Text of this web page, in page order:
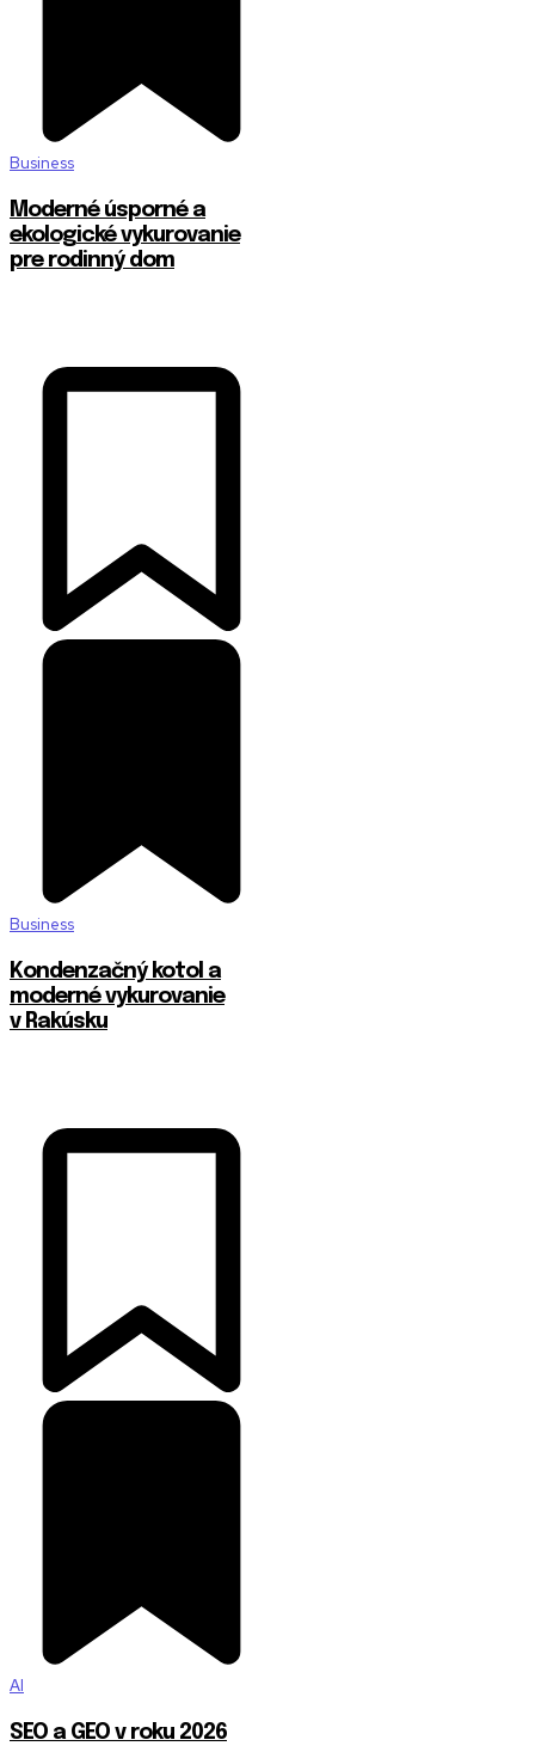
Business
Moderné úsporné a
ekologické vykurovanie
pre rodinný dom
Business
Kondenzačný kotol a
moderné vykurovanie
v Rakúsku
AI
SEO a GEO v roku 2026